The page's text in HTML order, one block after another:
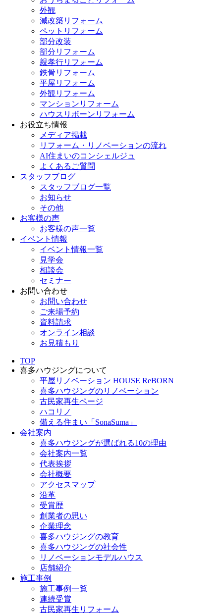
外観
減改築リフォーム
ペットリフォーム
部分改装
部分リフォーム
親孝行リフォーム
鉄骨リフォーム
平屋リフォーム
外観リフォーム
マンションリフォーム
ハウスリボーンリフォーム
お役立ち情報
メディア掲載
リフォーム・リノベーションの流れ
AI住まいのコンシェルジュ
よくあるご質問
スタッフブログ
スタッフブログ一覧
お知らせ
その他
お客様の声
お客様の声一覧
イベント情報
イベント情報一覧
見学会
相談会
セミナー
お問い合わせ
お問い合わせ
ご来場予約
資料請求
オンライン相談
お見積もり
TOP
喜多ハウジングについて
平屋リノベーション HOUSE ReBORN
喜多ハウジングのリノベーション
古民家再生ページ
ハコリノ
備える住まい「SonaSuma」
会社案内
喜多ハウジングが選ばれる10の理由
会社案内一覧
代表挨拶
会社概要
アクセスマップ
沿革
受賞歴
創業者の思い
企業理念
喜多ハウジングの教育
喜多ハウジングの社会性
リノベーションモデルハウス
店舗紹介
施工事例
施工事例一覧
連続受賞
古民家再生リフォーム